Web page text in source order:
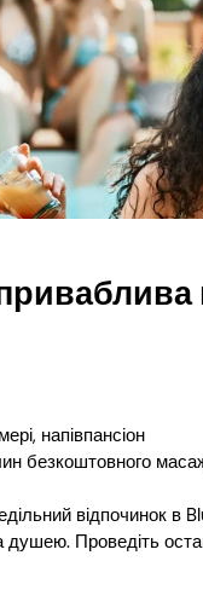
напівпансіон
безкоштовного
відпочинок в
душею. Проведіть